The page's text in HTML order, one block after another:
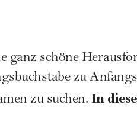
ganz schöne
zu
zu suchen. In